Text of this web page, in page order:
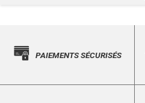
PAIEMENTS SÉCURISÉS